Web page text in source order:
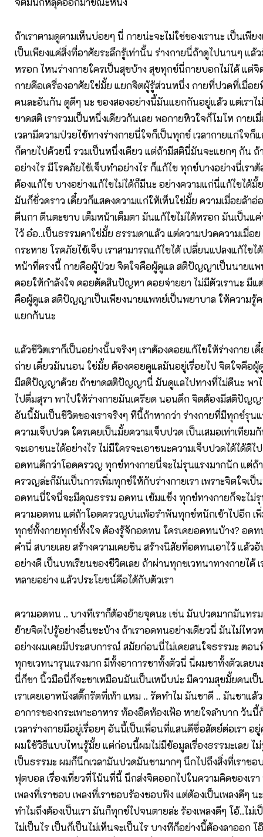
ถ้าเราตามดูตามเห็นบ่อยๆ นี่ กายน่ะจะไม่ใช่ของเรานะ เป็นเพีย
เป็นเพียงแค่สิ่งที่อาศัยระลึกรู้เท่านั้น ร่างกายนี่ถ้าดูไปนานๆ แล้
หรอก ไหนร่างกายใครเป็นสุขบ้าง สุขทุกข์นี่กายบอกไม่ได้ แต่จิ
กายคือเครื่องอาศัยใช่มั้ย แยกจิตผู้รู้ส่วนหนึ่ง กายที่ปวดที่เมื่อ
คนละอันกัน ดูดีๆ นะ ของสองอย่างนี้มันแยกกันอยู่แล้ว แต่เราไม่เ
ขาดสติ เรารวมเป็นหนึ่งเดียวกันเลย พอกายหิวใจก็โมโห กายเ
เวลามีความป่วยไข้ทางร่างกายนี่ใจก็เป็นทุกข์ เวลากายแก่ใจก็
ก็ตายไปด้วยนี่ รวมเป็นหนึ่งเดียว แต่ถ้ามีสตินี่มันจะแยกๆ กัน ถ้
อย่างไร มีโรคภัยไข้เจ็บทำอย่างไร ก็แก้ไข ทุกข์บางอย่างนี่เรา
ต้องแก้ไข บางอย่างแก้ไขไม่ได้ก็มีนะ อย่างความแก่นี่แก้ไขได้
มันก็ชั่วคราว เดี๋ยวก็แสดงความแก่ให้เห็นใช่มั้ย ความเมื่อยล้าอ่
ตีนกา ตีนตะขาบ เต็มหน้าเต็มตา มันแก้ไขไม่ได้หรอก มันเป็นแ
ไว้ อ๋อ..เป็นธรรมดาใช่มั้ย ธรรมดาแล้ว แต่ความปวดความเมื่อ
กระหาย โรคภัยไข้เจ็บ เราสามารถแก้ไขได้ เปลี่ยนแปลงแก้ไขไ
หน้าที่ตรงนี้ กายคือผู้ป่วย จิตใจคือผู้ดูแล สติปัญญาเป็นนายแพ
คอยให้กำลังใจ คอยตัดสินปัญหา คอยจ่ายยา ไม่มีตัวเรานะ มี
คือผู้ดูแล สติปัญญาเป็นเพียงนายแพทย์เป็นพยาบาล ให้ความรู้ค
แยกกันนะ
แล้วชีวิตเราก็เป็นอย่างนั้นจริงๆ เราต้องคอยแก้ไขให้ร่างกาย เ
ถ่าย เดี๋ยวมันนอน ใช่มั้ย ต้องคอยดูแลมันอยู่เรื่อยไป จิตใจคือผู้
มีสติปัญญาด้วย ถ้าขาดสติปัญญานี่ มันดูแลไปทางที่ไม่ดีนะ พา
ไปดื่มสุรา พาไปให้ร่างกายมันเครียด นอนดึก จิตต้องมีสติปัญ
อันนี้มันเป็นชีวิตของเราจริงๆ ทีนี้ถ้าหากว่า ร่างกายที่มีทุกข์รุนแ
ความเจ็บปวด ใครเคยเป็นมั้ยความเจ็บปวด เป็นเสมอเท่าเทียม
จะเอาชนะได้อย่างไร ไม่มีใครจะเอาชนะความเจ็บปวดได้ได้ดี
อดทนดีกว่าโอดครวญ ทุกข์ทางกายนี่จะไม่รุนแรงมากนัก แต่ถ้
ครวญล่ะก็มันเป็นการเพิ่มทุกข์ให้กับร่างกายเรา เพราะจิตใจเป็
อดทนนี่ใจนี่จะมีคุณธรรม อดทน เข้มแข็ง ทุกข์ทางกายก็จะไม่รุ
ความอดทน แต่ถ้าโอดครวญบ่นเพ้อรำพันทุกข์หนักเข้าไปอีก เ
ทุกข์ทั้งกายทุกข์ทั้งใจ ต้องรู้จักอดทน ใครเคยอดทนบ้าง? อดท
คำนี่ สบายเลย สร้างความเคยชิน สร้างนิสัยที่อดทนเอาไว้ แล้ว
อย่างดี เป็นบทเรียนของชีวิตเลย ถ้าผ่านทุกขเวทนาทางกายได้
หลายอย่าง แล้วประโยชน์คือได้กับตัวเรา
ความอดทน .. บางทีเราก็ต้องย้ายจุดนะ เช่น มันปวดมากมันทร
ย้ายจิตไปรู้อย่างอื่นซะบ้าง ถ้าเราอดทนอย่างเดียวนี่ มันไม่ไหว
อย่างผมเคยมีประสบการณ์ สมัยก่อนนี่ไม่เคยสนใจธรรมะ ตอน
ทุกขเวทนารุนแรงมาก มีทั้งอาการชาทั้งตัวนี่ นี่ผมชาทั้งตัวเลยน
นี่ก็ชา นิ้วมือนี่ก็จะชาเหมือนมันเป็นเหน็บน่ะ มีความสุขมั้ยคนเ
เราเคยเอาหนังสติ๊กรัดที่เท้า แหม .. รัดทำไม มันชาดี .. มันชาแ
อาการของกระเพาะอาหาร ท้องอืดท้องเฟ้อ หายใจลำบาก วัน
เวลาร่างกายมีอยู่เรื่อยๆ อันนี้เป็นเพื่อนที่แสนดีซื่อสัตย์ต่อเรา อยู่
ผมใช้วิธีแบบไหนรู้มั้ย แต่ก่อนนี้ผมไม่มีข้อมูลเรื่องธรรมะเลย ไม่
เป็นธรรมะ ผมก็นึกเวลามันปวดมันชามากๆ นึกไปถึงสิ่งที่เราชอ
ฟุตบอล เรื่องเที่ยวที่โน้นที่นี้ นึกส่งจิตออกไปในความคิดของเรา
เพลงที่เราชอบ เพลงที่เราชอบร้องชอบฟัง แต่ต้องเป็นเพลงดีๆ น
ทำไมถึงต้องเป็นเรา มันก็ทุกข์ไปจนตายล่ะ ร้องเพลงดีๆ โอ้..ไม่เ
ไม่เป็นไร เป็นก็เป็นไม่เห็นจะเป็นไร บางทีก็อย่างนี้ต้องลาออก โ